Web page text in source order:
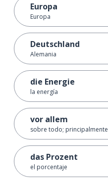
Europa
Europa
Deutschland
Alemania
die Energie
la energía
vor allem
sobre todo; principalmente
das Prozent
el porcentaje